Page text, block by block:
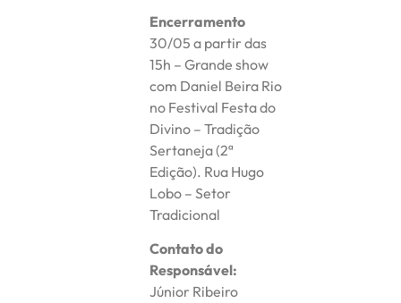
Encerramento
30/05 a partir das
15h – Grande show
com Daniel Beira Rio
no Festival Festa do
Divino – Tradição
Sertaneja (2ª
Edição). Rua Hugo
Lobo – Setor
Tradicional
Contato do
Responsável:
Júnior Ribeiro